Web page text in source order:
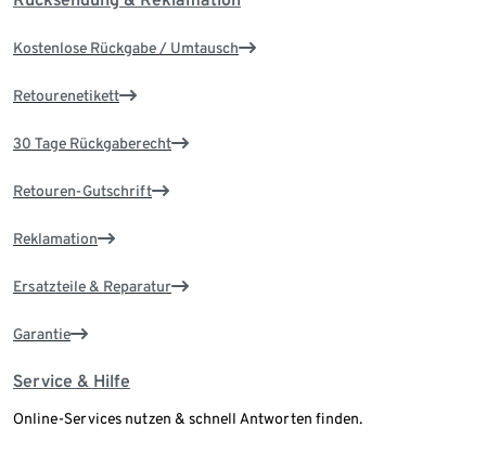
Kostenlose Rückgabe / Umtausch
Retourenetikett
30 Tage Rückgaberecht
Retouren-Gutschrift
Reklamation
Ersatzteile & Reparatur
Garantie
Service & Hilfe
Online-Services nutzen & schnell Antworten finden.